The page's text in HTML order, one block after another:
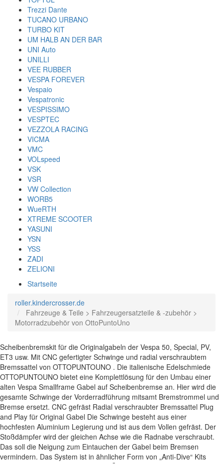
Trezzi Dante
TUCANO URBANO
TURBO KIT
UM HALB AN DER BAR
UNI Auto
UNILLI
VEE RUBBER
VESPA FOREVER
Vespaio
Vespatronic
VESPISSIMO
VESPTEC
VEZZOLA RACING
VICMA
VMC
VOLspeed
VSK
VSR
VW Collection
WORB5
WueRTH
XTREME SCOOTER
YASUNI
YSN
YSS
ZADI
ZELIONI
Startseite
roller.kindercrosser.de
Fahrzeuge & Teile > Fahrzeugersatzteile & -zubehör >
Motorradzubehör von OttoPuntoUno
Scheibenbremskit für die Originalgabeln der Vespa 50, Special, PV,
ET3 usw. Mit CNC gefertigter Schwinge und radial verschraubtem
Bremssattel von OTTOPUNTOUNO . Die italienische Edelschmiede
OTTOPUNTOUNO bietet eine Komplettlösung für den Umbau einer
alten Vespa Smallframe Gabel auf Scheibenbremse an. Hier wird die
gesamte Schwinge der Vorderradführung mitsamt Bremstrommel und
Bremse ersetzt. CNC gefräst Radial verschraubter Bremssattel Plug
and Play für Original Gabel Die Schwinge besteht aus einer
hochfesten Aluminium Legierung und ist aus dem Vollen gefräst. Der
Stoßdämpfer wird der gleichen Achse wie die Radnabe verschraubt.
Das soll die Neigung zum Eintauchen der Gabel beim Bremsen
vermindern. Das System ist in ähnlicher Form von „Anti-Dive“ Kits